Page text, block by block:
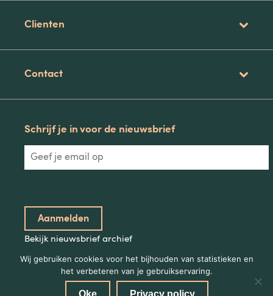
Clienten
Contact
Schrijf je in voor de nieuwsbrief
Bekijk nieuwsbrief archief
Wij gebruiken cookies voor het bijhouden van statistieken en
het verbeteren van je gebruikservaring.
Oke Privacy policy